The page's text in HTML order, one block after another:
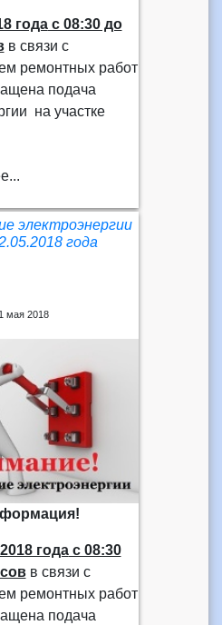
годас 08:30 до
в связи с
ремонтных работ
подача
на участке
электроэнергии
года
мая 2018
годас 08:30
в связи с
ремонтных работ
подача